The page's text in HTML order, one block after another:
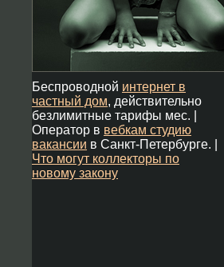
Беспроводной интернет в
частный дом, действительно
безлимитные тарифы мес. |
Оператор в вебкам студию
вакансии в Санкт-Петербурге. |
Что могут коллекторы по
новому закону